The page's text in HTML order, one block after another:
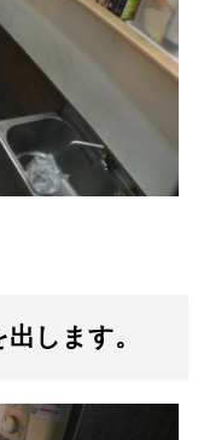
します。